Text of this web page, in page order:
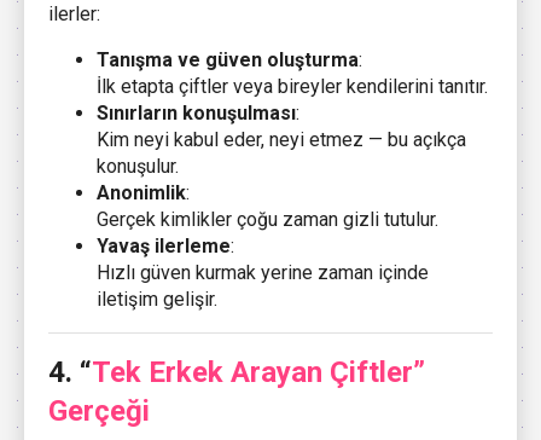
ilerler:
Tanışma ve güven oluşturma:
İlk etapta çiftler veya bireyler kendilerini tanıtır.
Sınırların konuşulması:
Kim neyi kabul eder, neyi etmez — bu açıkça
konuşulur.
Anonimlik:
Gerçek kimlikler çoğu zaman gizli tutulur.
Yavaş ilerleme:
Hızlı güven kurmak yerine zaman içinde
iletişim gelişir.
4. “Tek Erkek Arayan Çiftler”
Gerçeği